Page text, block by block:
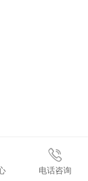

电话咨询